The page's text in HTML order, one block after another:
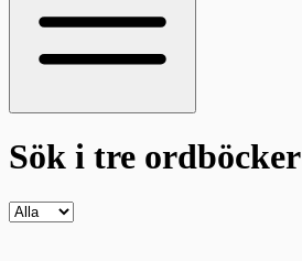
Sök i tre ordböcker